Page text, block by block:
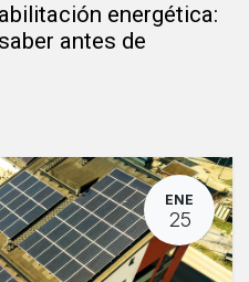
energética:
antes de
ENE
25